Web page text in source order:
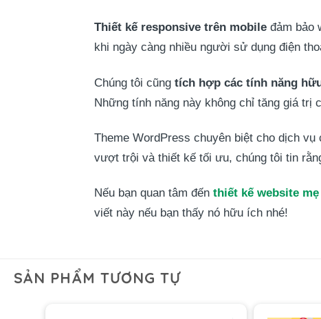
Thiết kế responsive trên mobile đảm bảo
khi ngày càng nhiều người sử dụng điện
Chúng tôi cũng tích hợp các tính năng
Những tính năng này không chỉ tăng giá trị
Theme WordPress chuyên biệt cho dịch
vượt trội và thiết kế tối ưu, chúng tôi tin
Nếu bạn quan tâm đến thiết kế website mẹ
viết này nếu bạn thấy nó hữu ích nhé!
SẢN PHẨM TƯƠNG TỰ